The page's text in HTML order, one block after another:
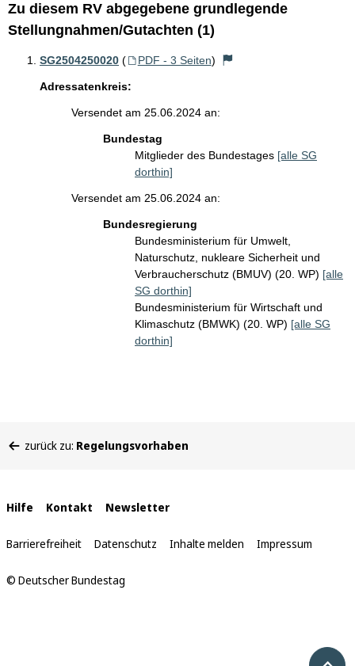
Zu diesem RV abgegebene grundlegende
Stellungnahmen/Gutachten (1)
SG2504250020 ( PDF - 3 Seiten)
Adressatenkreis:
Versendet am 25.06.2024 an:
Bundestag
Mitglieder des Bundestages [alle SG
dorthin]
Versendet am 25.06.2024 an:
Bundesregierung
Bundesministerium für Umwelt,
Naturschutz, nukleare Sicherheit und
Verbraucherschutz (BMUV) (20. WP) [alle
SG dorthin]
Bundesministerium für Wirtschaft und
Klimaschutz (BMWK) (20. WP) [alle SG
dorthin]
befinden
zurück zu: Regelungsvorhaben
Interne
Links
Hilfe Kontakt Newsletter
Barrierefreiheit Datenschutz Inhalte melden Impressum
© Deutscher Bundestag